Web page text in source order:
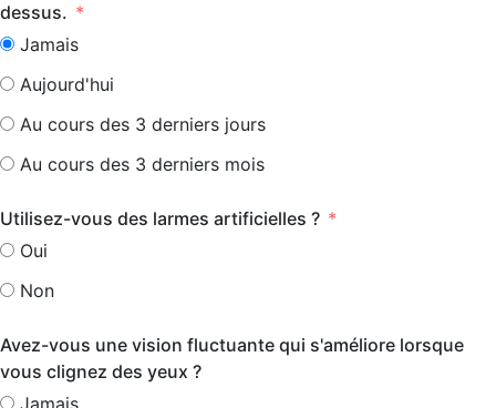
dessus.
Jamais
Aujourd'hui
Au cours des 3 derniers jours
Au cours des 3 derniers mois
Utilisez-vous des larmes artificielles ?
Oui
Non
Avez-vous une vision fluctuante qui s'améliore lorsque
vous clignez des yeux ?